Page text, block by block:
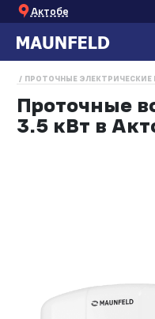
Актобе
ПРОТОЧНЫЕ ЭЛЕКТРИЧЕСКИЕ
Проточные
3.5 кВт в